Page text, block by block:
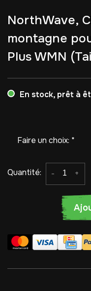
NorthWave,
montagne
Plus WMN
En stock, prêt à
Faire un choix: *
Quantité: +
-